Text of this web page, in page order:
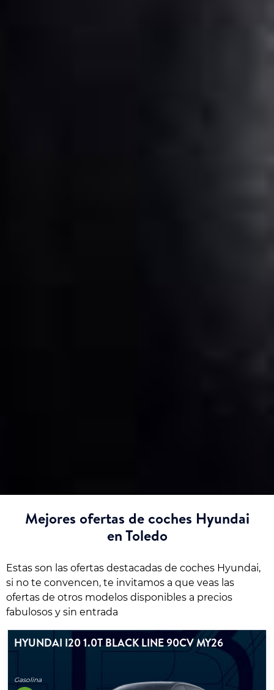
Mejores ofertas de coches Hyundai
en Toledo
Estas son las ofertas destacadas de coches Hyundai,
si no te convencen, te invitamos a que veas las
ofertas de otros modelos disponibles a precios
fabulosos y sin entrada
HYUNDAI I20 1.0T BLACK LINE 90CV MY26
Gasolina